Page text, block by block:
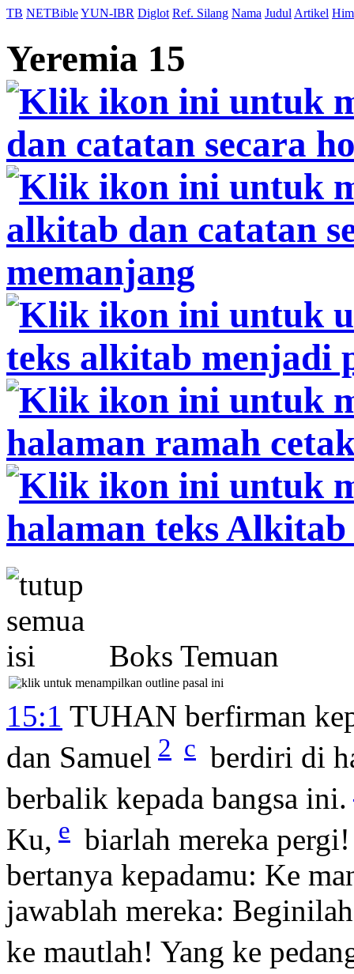
TB NETBibleYUN-IBR Diglot Ref. Silang Nama Judul Artikel
Yeremia 15
Boks Temuan
15:1 TUHAN berfirman
dan Samuel 2 c berdiri di
berbalik kepada bangsa ini.
Ku, e biarlah mereka
bertanya kepadamu: Ke
jawablah mereka:
ke mautlah! Yang ke